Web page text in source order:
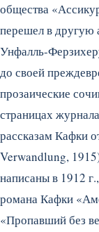
общества
перешел в другую
Унфалль-
до своей
прозаические
страницах
рассказам Кафки
Verwandlung,
написаны в 1912
романа Кафки
«Пропавший без